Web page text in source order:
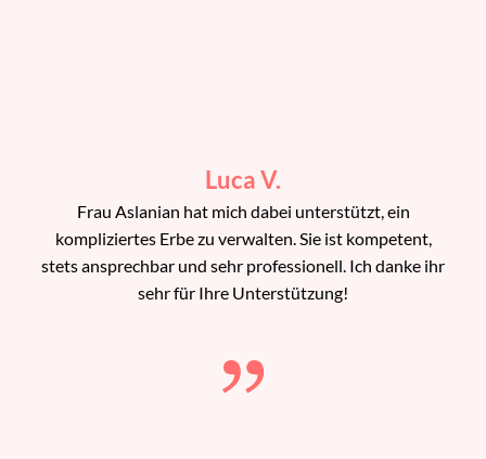
Luca V.
Frau Aslanian hat mich dabei unterstützt, ein
kompliziertes Erbe zu verwalten. Sie ist kompetent,
stets ansprechbar und sehr professionell. Ich danke ihr
sehr für Ihre Unterstützung!